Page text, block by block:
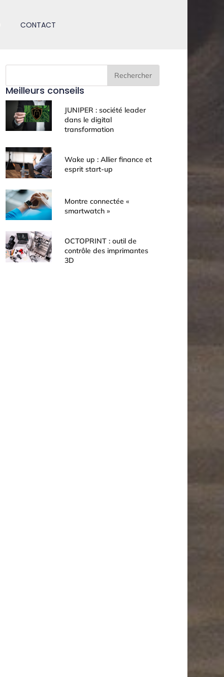
CONTACT
Rechercher
Meilleurs conseils
JUNIPER : société leader
dans le digital
transformation
Wake up : Allier finance et
esprit start-up
Montre connectée «
smartwatch »
OCTOPRINT : outil de
contrôle des imprimantes
3D